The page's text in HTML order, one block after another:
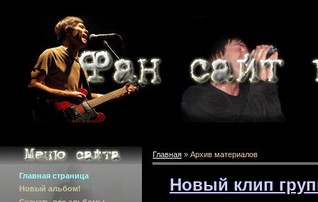
Главная страница
Новый альбом!
Главная » Архив материалов
Новый клип